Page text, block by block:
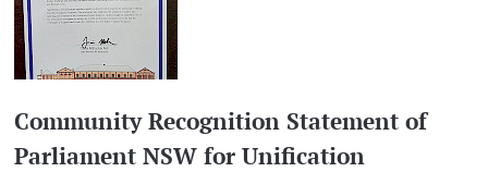
Community Recognition Statement of
Parliament NSW for Unification